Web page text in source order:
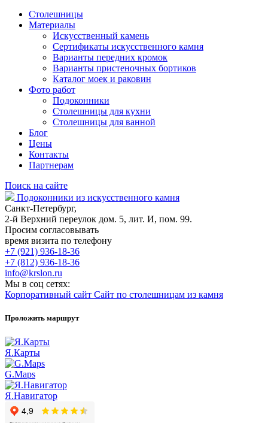
Столешницы
Материалы
Искусственный камень
Сертификаты искусственного камня
Варианты передних кромок
Варианты пристеночных бортиков
Каталог моек и раковин
Фото работ
Подоконники
Столешницы для кухни
Столешницы для ванной
Блог
Цены
Контакты
Партнерам
Поиск на сайте
Подоконники из искусственного камня
Санкт-Петербург,
2-й Верхний переулок дом. 5, лит. И, пом. 99.
Просим согласовывать
время визита по телефону
+7 (921) 936-18-36
+7 (812) 936-18-36
info@krslon.ru
Мы в соц сетях:
Корпоративный сайт Сайт по столешницам из камня
Проложить маршрут
Я.Карты
G.Maps
Я.Навигатор